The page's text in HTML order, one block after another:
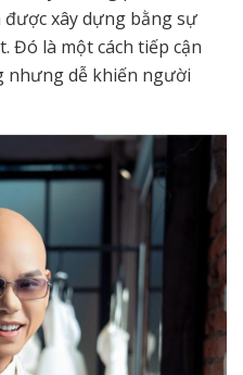
xây dựng bằng sự
Đó là một cách tiếp cận
dễ khiến người